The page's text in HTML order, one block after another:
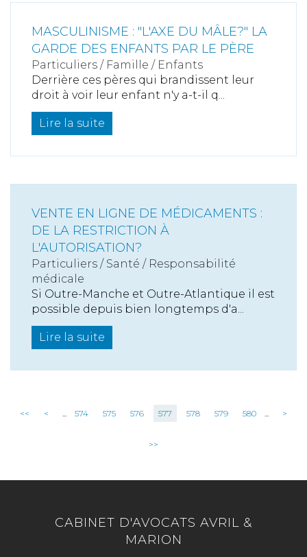
MASCULINISME : "L'AXE DU MÂLE?" LA
GARDE DES ENFANTS PAR LE PÈRE
Particuliers / Famille / Enfants
Derrière ces pères qui brandissent leur
droit à voir leur enfant n'y a-t-il q...
Lire la suite
VENTE EN LIGNE DE MÉDICAMENTS :
DE LA RESTRICTION À
L'AUTORISATION?
Particuliers / Santé / Responsabilité
médicale
Si Outre-Manche et Outre-Atlantique il est
possible depuis bien longtemps d'a...
Lire la suite
<< < ... 574 575 576 577 578 579 580 ... >
>>
CABINET D'AVOCATS AVRIL &
MARION